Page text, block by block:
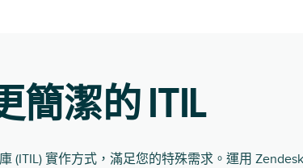
簡潔的 ITIL
(ITIL) 實作方式，滿足您的特殊需求。運用